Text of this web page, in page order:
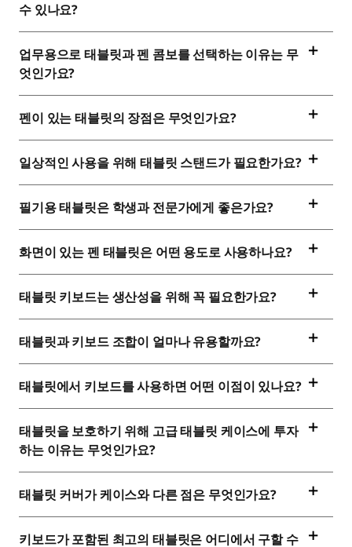
수 있나요?
업무용으로 태블릿과 펜 콤보를 선택하는 이유는 무
엇인가요?
펜이 있는 태블릿의 장점은 무엇인가요?
일상적인 사용을 위해 태블릿 스탠드가 필요한가요?
필기용 태블릿은 학생과 전문가에게 좋은가요?
화면이 있는 펜 태블릿은 어떤 용도로 사용하나요?
태블릿 키보드는 생산성을 위해 꼭 필요한가요?
태블릿과 키보드 조합이 얼마나 유용할까요?
태블릿에서 키보드를 사용하면 어떤 이점이 있나요?
태블릿을 보호하기 위해 고급 태블릿 케이스에 투자
하는 이유는 무엇인가요?
태블릿 커버가 케이스와 다른 점은 무엇인가요?
키보드가 포함된 최고의 태블릿은 어디에서 구할 수